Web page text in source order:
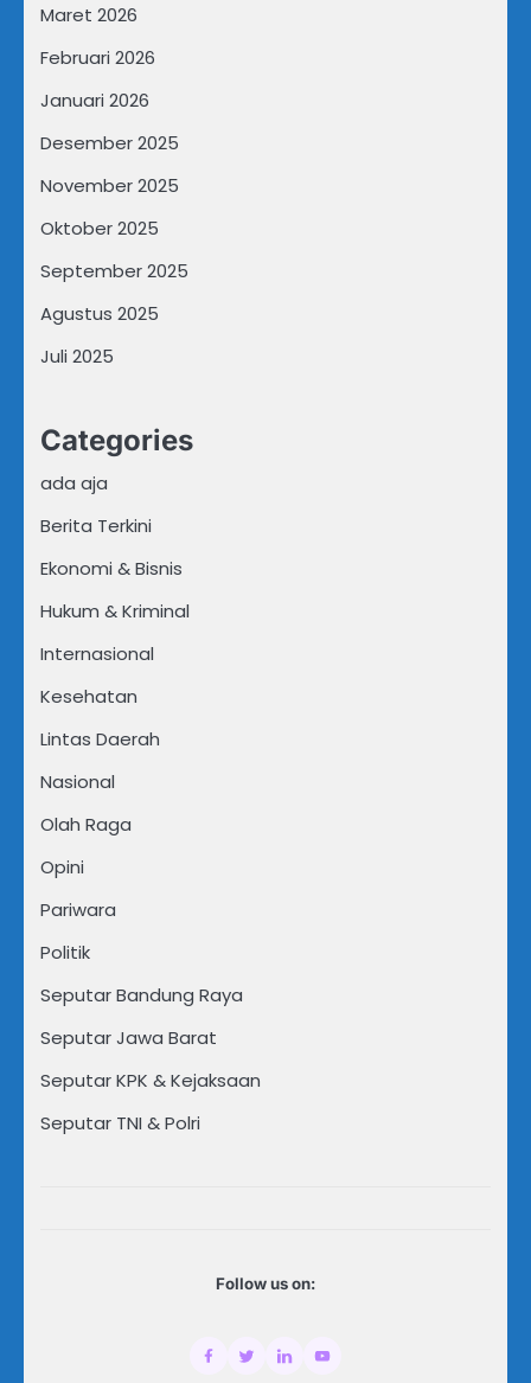
Maret 2026
Februari 2026
Januari 2026
Desember 2025
November 2025
Oktober 2025
September 2025
Agustus 2025
Juli 2025
Categories
ada aja
Berita Terkini
Ekonomi & Bisnis
Hukum & Kriminal
Internasional
Kesehatan
Lintas Daerah
Nasional
Olah Raga
Opini
Pariwara
Politik
Seputar Bandung Raya
Seputar Jawa Barat
Seputar KPK & Kejaksaan
Seputar TNI & Polri
Follow us on: